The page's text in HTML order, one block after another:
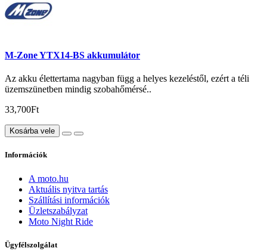
M-Zone YTX14-BS akkumulátor
Az akku élettertama nagyban függ a helyes kezeléstől, ezért a téli
üzemszünetben mindig szobahőmérsé..
33,700Ft
Kosárba vele
Információk
A moto.hu
Aktuális nyitva tartás
Szállítási információk
Üzletszabályzat
Moto Night Ride
Ügyfélszolgálat